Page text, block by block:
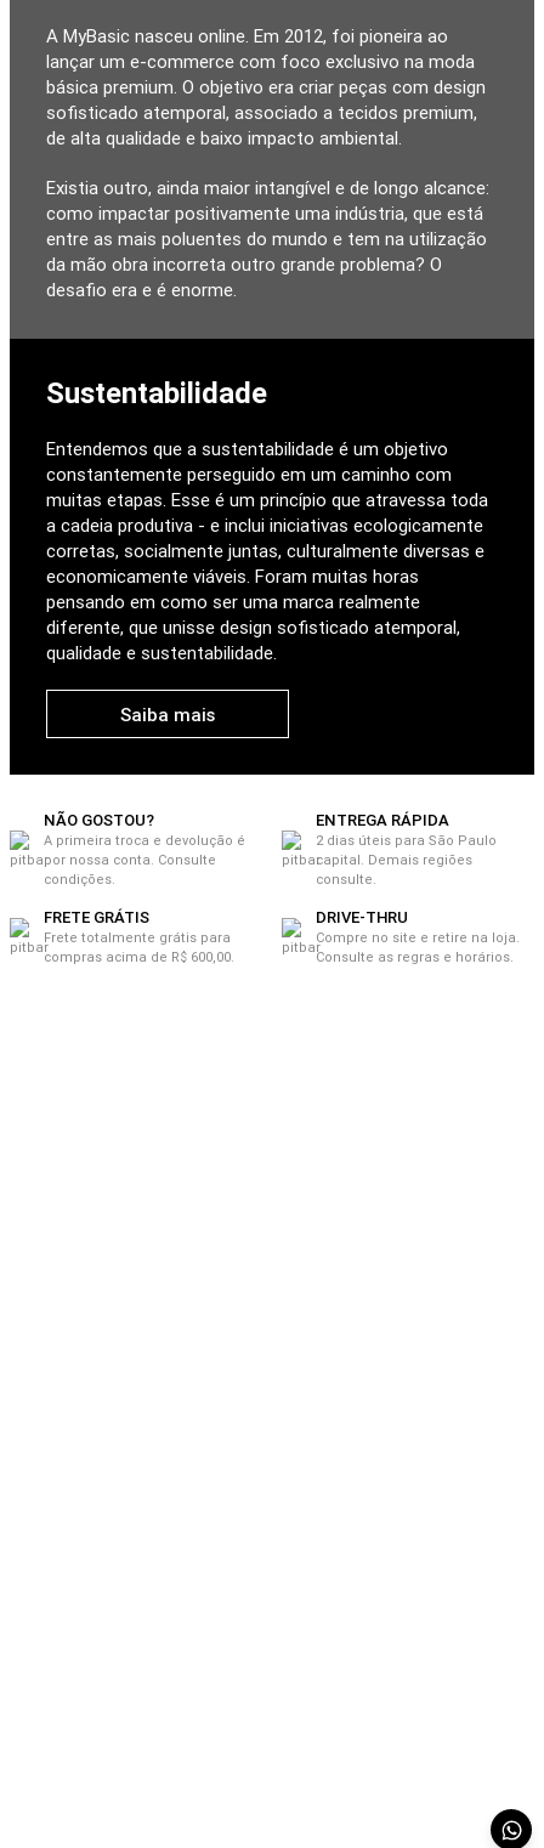
A MyBasic nasceu online. Em 2012, foi pioneira ao
lançar um e-commerce com foco exclusivo na moda
básica premium. O objetivo era criar peças com design
sofisticado atemporal, associado a tecidos premium,
de alta qualidade e baixo impacto ambiental.
Existia outro, ainda maior intangível e de longo alcance:
como impactar positivamente uma indústria, que está
entre as mais poluentes do mundo e tem na utilização
da mão obra incorreta outro grande problema? O
desafio era e é enorme.
Sustentabilidade
Entendemos que a sustentabilidade é um objetivo
constantemente perseguido em um caminho com
muitas etapas. Esse é um princípio que atravessa toda
a cadeia produtiva - e inclui iniciativas ecologicamente
corretas, socialmente juntas, culturalmente diversas e
economicamente viáveis. Foram muitas horas
pensando em como ser uma marca realmente
diferente, que unisse design sofisticado atemporal,
qualidade e sustentabilidade.
Saiba mais
NÃO GOSTOU?
A primeira troca e devolução é
por nossa conta. Consulte
condições.
ENTREGA RÁPIDA
2 dias úteis para São Paulo
capital. Demais regiões
consulte.
FRETE GRÁTIS
Frete totalmente grátis para
compras acima de R$ 600,00.
DRIVE-THRU
Compre no site e retire na loja.
Consulte as regras e horários.